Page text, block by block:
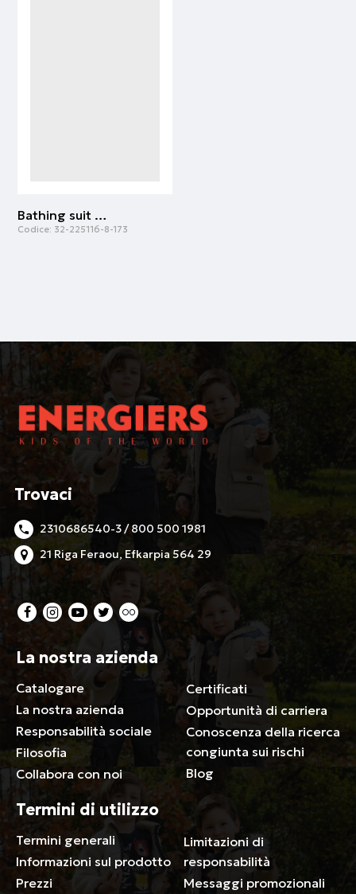
Bathing suit for boys | Stampa all over
Codice: 32-225116-8-173
Trovaci
2310686540-3 / 800 500 1981
21 Riga Feraou, Efkarpia 564 29
La nostra azienda
Catalogare
La nostra azienda
Responsabilità sociale
Filosofia
Collabora con noi
Certificati
Opportunità di carriera
Conoscenza della ricerca
congiunta sui rischi
Blog
Termini di utilizzo
Termini generali
Informazioni sul prodotto
Prezzi
Limitazioni di
responsabilità
Messaggi promozionali